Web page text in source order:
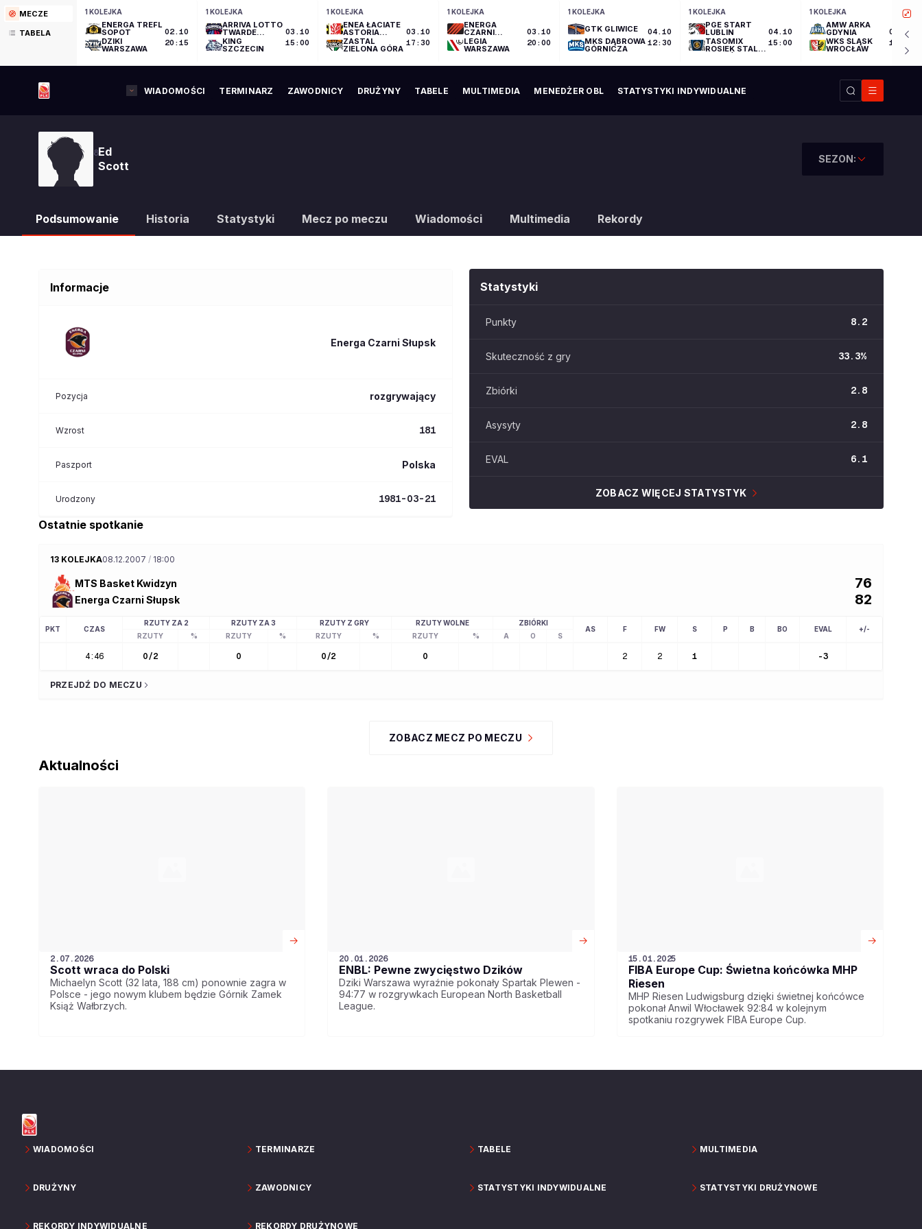
MECZE
TABELA
1 KOLEJKA
ENERGA TREFL
SOPOT
DZIKI
WARSZAWA
02.10
20:15
1 KOLEJKA
ARRIVA LOTTO
TWARDE
PIERNIKI
TORUŃ
KING
SZCZECIN
03.10
15:00
1 KOLEJKA
ENEA ŁACIATE
ASTORIA
BYDGOSZCZ
ZASTAL
ZIELONA GÓRA
03.10
17:30
1 KOLEJKA
ENERGA
CZARNI
SŁUPSK
LEGIA
WARSZAWA
03.10
20:00
1 KOLEJKA
GTK GLIWICE
MKS DĄBROWA
GÓRNICZA
04.10
12:30
1 KOLEJKA
PGE START
LUBLIN
TASOMIX
ROSIEK STAL
WIELKOPOLSKI
04.10
15:00
1 KOLEJKA
AMW ARKA
GDYNIA
WKS ŚLĄSK
WROCŁAW
04.10
17:30
WIADOMOŚCI TERMINARZ ZAWODNICY DRUŻYNY TABELE MULTIMEDIA MENEDŻER OBL STATYSTYKI INDYWIDUALNE
8Ed
Scott
SEZON:
Podsumowanie Historia Statystyki Mecz po meczu Wiadomości Multimedia Rekordy
Informacje
Energa Czarni Słupsk
Pozycja rozgrywający
Wzrost 181
Paszport Polska
Urodzony 1981-03-21
Statystyki
Punkty 8.2
Skuteczność z gry 33.3%
Zbiórki 2.8
Asysyty 2.8
EVAL 6.1
ZOBACZ WIĘCEJ STATYSTYK
Ostatnie spotkanie
13 KOLEJKA08.12.2007 / 18:00
MTS Basket Kwidzyn 76
Energa Czarni Słupsk 82
PKT CZAS
RZUTY ZA 2 RZUTY ZA 3 RZUTY Z GRY RZUTY WOLNE ZBIÓRKI
AS F FW S P B BO EVAL
+/-
RZUTY
% RZUTY % RZUTY % RZUTY % A O S
4:46 0/2 0 0/2 0 2 2 1 -3
PRZEJDŹ DO MECZU
ZOBACZ MECZ PO MECZU
Aktualności
2.07.2026
Scott wraca do Polski
Michaelyn Scott (32 lata, 188 cm) ponownie zagra w
Polsce - jego nowym klubem będzie Górnik Zamek
Książ Wałbrzych.
20.01.2026
ENBL: Pewne zwycięstwo Dzików
Dziki Warszawa wyraźnie pokonały Spartak Plewen -
94:77 w rozgrywkach European North Basketball
League.
15.01.2025
FIBA Europe Cup: Świetna końcówka MHP
Riesen
MHP Riesen Ludwigsburg dzięki świetnej końcówce
pokonał Anwil Włocławek 92:84 w kolejnym
spotkaniu rozgrywek FIBA Europe Cup.
WIADOMOŚCI TERMINARZE TABELE MULTIMEDIA
DRUŻYNY ZAWODNICY STATYSTYKI INDYWIDUALNE STATYSTYKI DRUŻYNOWE
REKORDY INDYWIDUALNE REKORDY DRUŻYNOWE